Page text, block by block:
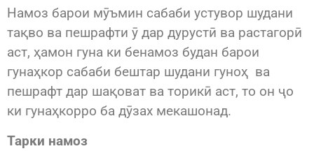
Намоз барои мӯъмин сабаби устувор шудани
тақво ва пешрафти ӯ дар дурустӣ ва растагорӣ
аст, ҳамон гуна ки бенамоз будан барои
гунаҳкор сабаби бештар шудани гуноҳ ва
пешрафт дар шақоват ва торикӣ аст, то он ҷо
ки гунаҳкорро ба дӯзах мекашонад.
Тарки намоз